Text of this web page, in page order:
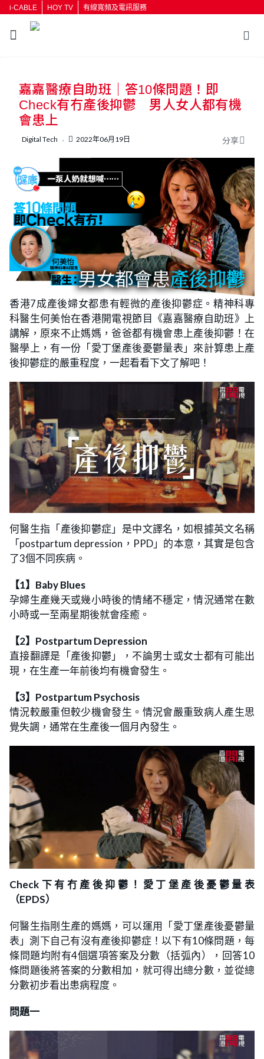
i-CABLE HOY TV 有線寬頻及電訊服務
按輸入鍵開始搜尋
嘉嘉醫療自助班｜答10條問題！即
Check有冇產後抑鬱 男人女人都有機
會患上
Digital Tech 2022年06月19日 分享
香港7成產後婦女都患有輕微的產後抑鬱症。精神科專
科醫生何美怡在香港開電視節目《嘉嘉醫療自助班》上
講解，原來不止媽媽，爸爸都有機會患上產後抑鬱！在
醫學上，有一份「愛丁堡產後憂鬱量表」來計算患上產
後抑鬱症的嚴重程度，一起看看下文了解吧！
何醫生指「產後抑鬱症」是中文譯名，如根據英文名稱
「postpartum depression，PPD」的本意，其實是包含
了3個不同疾病。
【1】Baby Blues
孕婦生產幾天或幾小時後的情緒不穩定，情況通常在數
小時或一至兩星期後就會痊癒。
【2】Postpartum Depression
直接翻譯是「產後抑鬱」，不論男士或女士都有可能出
現，在生產一年前後均有機會發生。
【3】Postpartum Psychosis
情況較嚴重但較少機會發生。情況會嚴重致病人產生思
覺失調，通常在生產後一個月內發生。
Check下有冇產後抑鬱！愛丁堡產後憂鬱量表
（EPDS）
何醫生指剛生產的媽媽，可以運用「愛丁堡產後憂鬱量
表」測下自己有沒有產後抑鬱症！以下有10條問題，每
條問題均附有4個選項答案及分數（括弧內），回答10
條問題後將答案的分數相加，就可得出總分數，並從總
分數初步看出患病程度。
問題一